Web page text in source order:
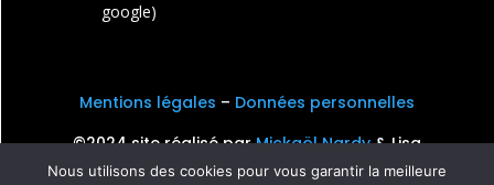
google)
Mentions légales – Données personnelles
©2024 site réalisé parMickaël Nardy& Lisa
Palluel
Nous utilisons des cookies pour vous garantir la meilleure